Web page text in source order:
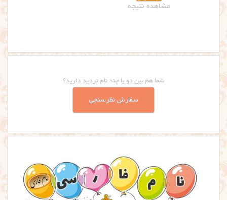
شما هم بین دو یا چند نام تردید دارید؟
سفارش نظرسنجی